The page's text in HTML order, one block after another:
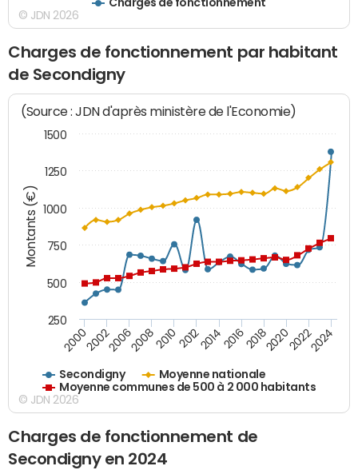
Charges de fonctionnement
© JDN 2026
Charges de fonctionnement par habitant
de Secondigny
Montants (€)
(Source : JDN d'après ministère de l'Economie)
Secondigny
Moyenne nationale
Moyenne communes de 500 à 2 000 habitants
200020022006200820102012201420162018202020222024
250
500
750
1000
1250
1500
© JDN 2026
Charges de fonctionnement de
Secondigny en 2024